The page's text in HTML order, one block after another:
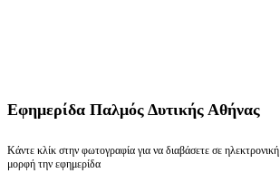
Εφημερίδα Παλμός Δυτικής Αθήνας
Κάντε κλίκ στην φωτογραφία για να διαβάσετε σε ηλεκτρονική
μορφή την εφημερίδα